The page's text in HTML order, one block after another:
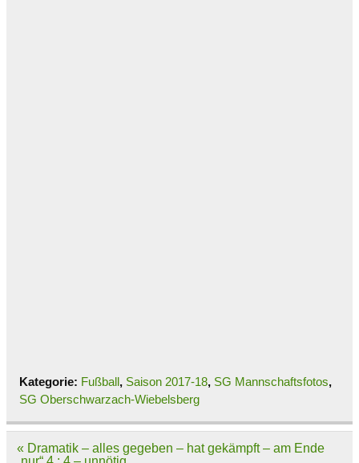
Kategorie: Fußball, Saison 2017-18, SG Mannschaftsfotos,
SG Oberschwarzach-Wiebelsberg
Beitragsnavigation
« Dramatik – alles gegeben – hat gekämpft – am Ende